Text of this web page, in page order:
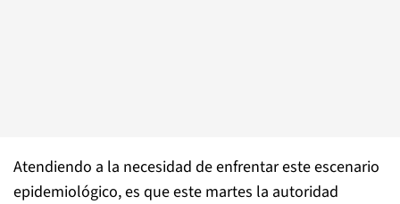
Atendiendo a la necesidad de enfrentar este escenario
epidemiológico, es que este martes la autoridad